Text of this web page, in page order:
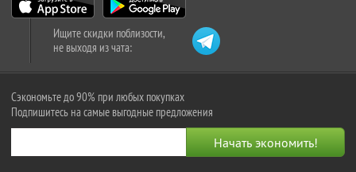
Ищите скидки поблизости,
не выходя из чата:
Сэкономьте до 90% при любых покупках
Подпишитесь на самые выгодные предложения